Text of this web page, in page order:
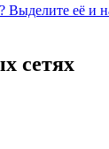
Выделите её и
сетях